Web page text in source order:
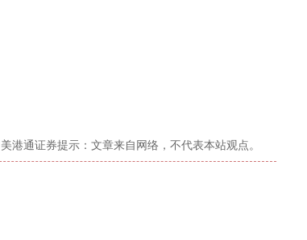
美港通证券提示：文章来自网络，不代表本站观点。